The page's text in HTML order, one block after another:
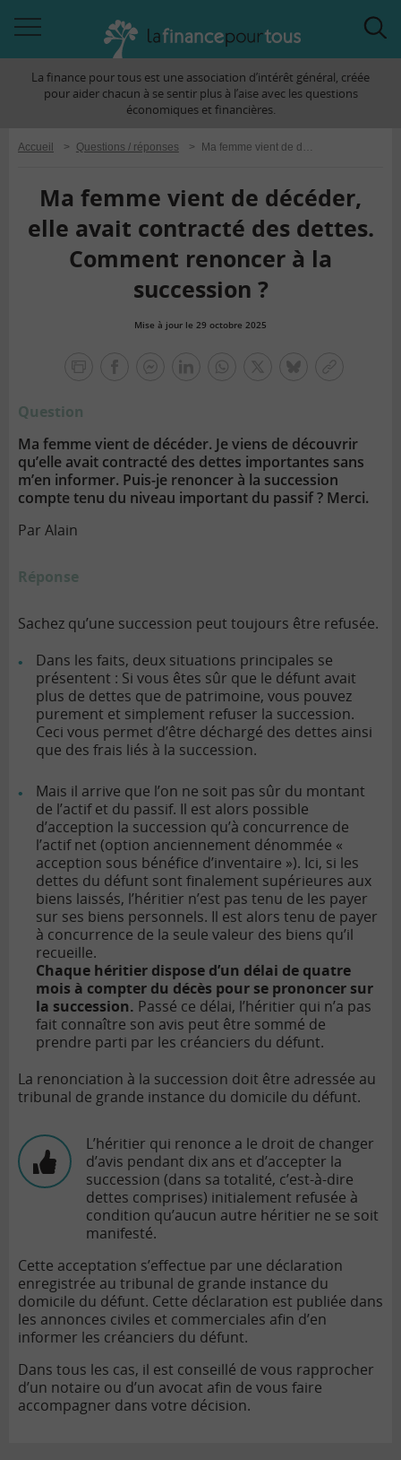
àLa finance pour tous est une association d’intérêt général, créée
pour aider chacun à se sentir plus à l’aise avec les questions
économiques et financières.
Accueil > Questions / réponses > Ma femme vient de décéder, elle avait contracté des dettes. Comment renoncer à la succession ?
Ma femme vient de décéder,
elle avait contracté des dettes.
Comment renoncer à la
succession ?
Mise à jour le 29 octobre 2025
Question
Ma femme vient de décéder. Je viens de découvrir
qu’elle avait contracté des dettes importantes sans
m’en informer. Puis-je renoncer à la succession
compte tenu du niveau important du passif ? Merci.
Par Alain
Réponse
Sachez qu’une succession peut toujours être refusée.
Dans les faits, deux situations principales se
présentent : Si vous êtes sûr que le défunt avait
plus de dettes que de patrimoine, vous pouvez
purement et simplement refuser la succession.
Ceci vous permet d’être déchargé des dettes ainsi
que des frais liés à la succession.
Mais il arrive que l’on ne soit pas sûr du montant
de l’actif et du passif. Il est alors possible
d’acception la succession qu’à concurrence de
l’actif net (option anciennement dénommée «
acception sous bénéfice d’inventaire »). Ici, si les
dettes du défunt sont finalement supérieures aux
biens laissés, l’héritier n’est pas tenu de les payer
sur ses biens personnels. Il est alors tenu de payer
à concurrence de la seule valeur des biens qu’il
recueille.
Chaque héritier dispose d’un délai de quatre
mois à compter du décès pour se prononcer sur
la succession. Passé ce délai, l’héritier qui n’a pas
fait connaître son avis peut être sommé de
prendre parti par les créanciers du défunt.
La renonciation à la succession doit être adressée au
tribunal de grande instance du domicile du défunt.
L’héritier qui renonce a le droit de changer
d’avis pendant dix ans et d’accepter la
succession (dans sa totalité, c’est-à-dire
dettes comprises) initialement refusée à
condition qu’aucun autre héritier ne se soit
manifesté.
Cette acceptation s’effectue par une déclaration
enregistrée au tribunal de grande instance du
domicile du défunt. Cette déclaration est publiée dans
les annonces civiles et commerciales afin d’en
informer les créanciers du défunt.
Dans tous les cas, il est conseillé de vous rapprocher
d’un notaire ou d’un avocat afin de vous faire
accompagner dans votre décision.